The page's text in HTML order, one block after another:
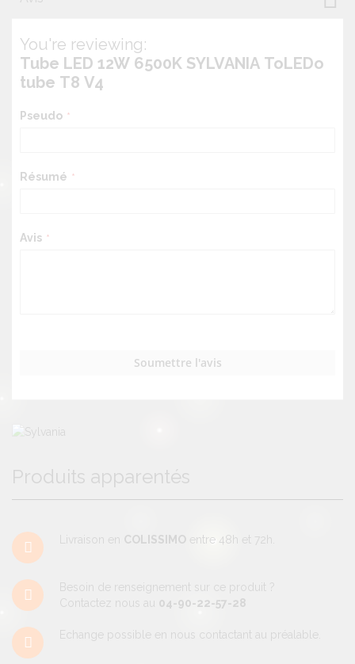
Produits apparentés
Livraison en COLISSIMO entre 48h et 72h.
Besoin de renseignement sur ce produit ?
Contactez nous au 04-90-22-57-28
Echange possible en nous contactant au préalable.
You're reviewing:
Tube LED 12W 6500K SYLVANIA ToLEDo
tube T8 V4
Pseudo
Résumé
Avis
Soumettre l'avis